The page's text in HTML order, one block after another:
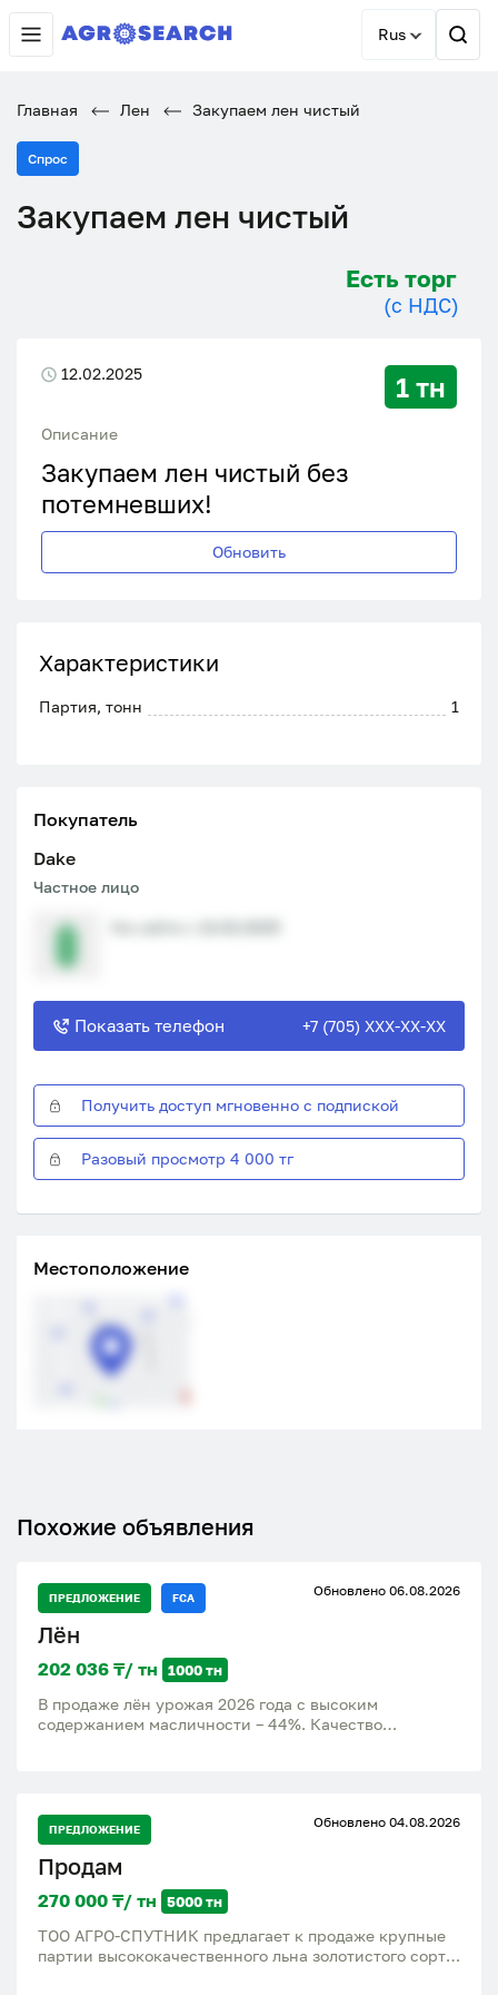
Rus
Главная Лен Закупаем лен чистый
Спрос
Закупаем лен чистый
Есть торг
(с НДС)
12.02.2025 1 тн
Описание
Закупаем лен чистый без
потемневших!
Обновить
Характеристики
Партия, тонн 1
Покупатель
Dake
Частное лицо
Показать телефон +7 (705) XXX-XX-XX
Получить доступ мгновенно с подпиской
Разовый просмотр 4 000 тг
Местоположение
Похожие объявления
ПРЕДЛОЖЕНИЕ FCA Обновлено 06.08.2026
Лён
202 036 ₸/ тн 1000 тн
В продаже лён урожая 2026 года с высоким
содержанием масличности – 44%. Качество
сотрудничества и можем организовать доставку
непосредственно до вашего пункта назначения,
обеспечивая удобство и экономию времени для
наших клиентов
ПРЕДЛОЖЕНИЕ Обновлено 04.08.2026
Продам
270 000 ₸/ тн 5000 тн
ТОО АГРО-СПУТНИК предлагает к продаже крупные
партии высококачественного льна золотистого сорта,